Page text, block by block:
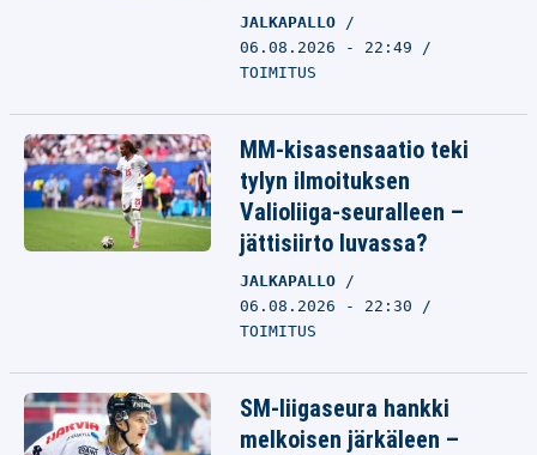
JALKAPALLO
06.08.2026 - 22:49
TOIMITUS
MM-kisasensaatio teki
tylyn ilmoituksen
Valioliiga-seuralleen –
jättisiirto luvassa?
JALKAPALLO
06.08.2026 - 22:30
TOIMITUS
SM-liigaseura hankki
melkoisen järkäleen –